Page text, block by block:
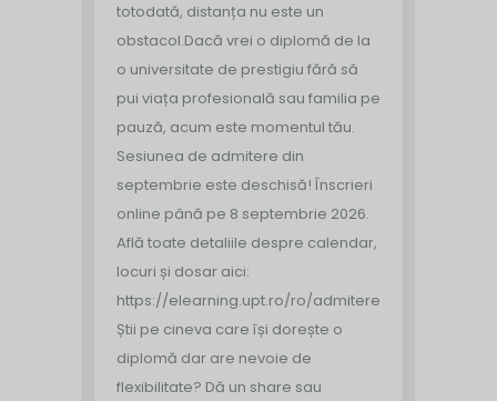
totodată, distanța nu este un
obstacol.Dacă vrei o diplomă de la
o universitate de prestigiu fără să
pui viața profesională sau familia pe
pauză, acum este momentul tău.
Sesiunea de admitere din
septembrie este deschisă! Înscrieri
online până pe 8 septembrie 2026.
Află toate detaliile despre calendar,
locuri și dosar aici:
https://elearning.upt.ro/ro/admitere/
Știi pe cineva care își dorește o
diplomă dar are nevoie de
flexibilitate? Dă un share sau